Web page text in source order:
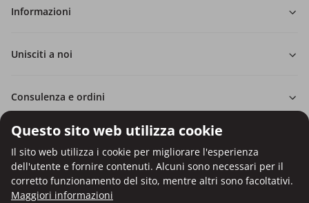
Questo sito web utilizza cookie
Il sito web utilizza i cookie per migliorare l'esperienza
dell'utente e fornire contenuti. Alcuni sono necessari per il
corretto funzionamento del sito, mentre altri sono facoltativi.
Maggiori informazioni
Informazioni
Unisciti a noi
Consulenza e ordini
Pagamento con carta di credito.
Protezione dei dati personali tramite crittografia SSL.